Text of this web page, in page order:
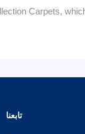
Carpets,
تابعنا